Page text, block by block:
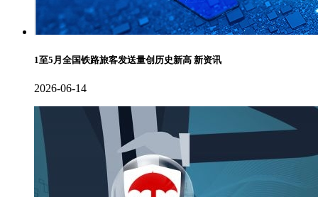
1至5月全国铁路旅客发送量创历史新高 新资讯
2026-06-14